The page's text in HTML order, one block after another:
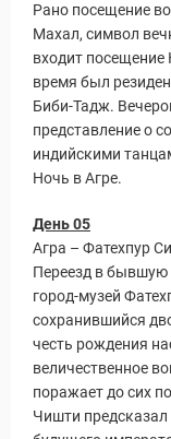
Рано посещение
Махал, символ
входит посещение
время был
Биби-Тадж.
представление о
индийскими
Ночь в Агре.
День 05
Агра – Фатехпур
Переезд в бывшую
город-музей
сохранившийся
честь рождения
величественное
поражает до сих
Чишти